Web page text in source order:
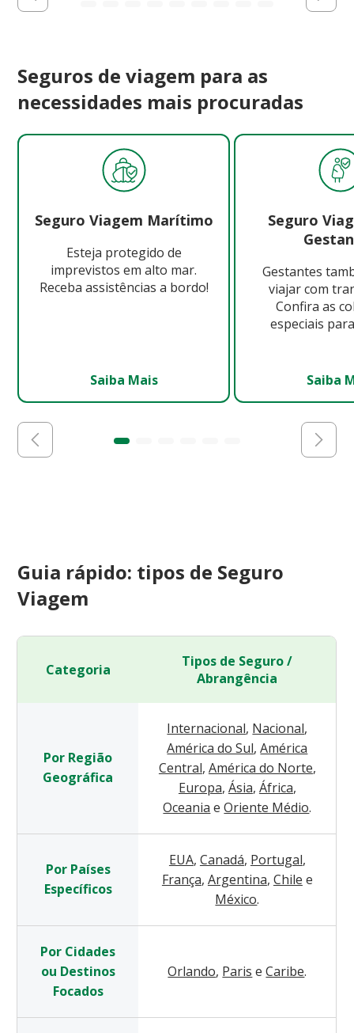
Seguros de viagem para as
necessidades mais procuradas
Seguro Viagem Marítimo
Esteja protegido de
imprevistos em alto mar.
Receba assistências a bordo!
Saiba Mais
Seguro
Gestantes
viajar com
Confira as
especiais
Saiba
Guia rápido: tipos de Seguro
Viagem
Categoria
Tipos de Seguro /
Abrangência
Por Região
Geográfica
Internacional, Nacional,
América do Sul, América
Central, América do Norte,
Europa, Ásia, África,
Oceania e Oriente Médio.
Por Países
Específicos
EUA, Canadá, Portugal,
França, Argentina, Chile e
México.
Por Cidades
ou Destinos
Focados
Orlando, Paris e Caribe.